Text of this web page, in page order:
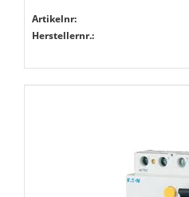
Artikelnr:
Herstellernr.: